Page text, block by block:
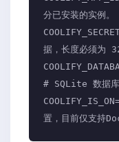
分已安装的实例。
据，长度必须为
# SQLite 数据
置，目前仅支持